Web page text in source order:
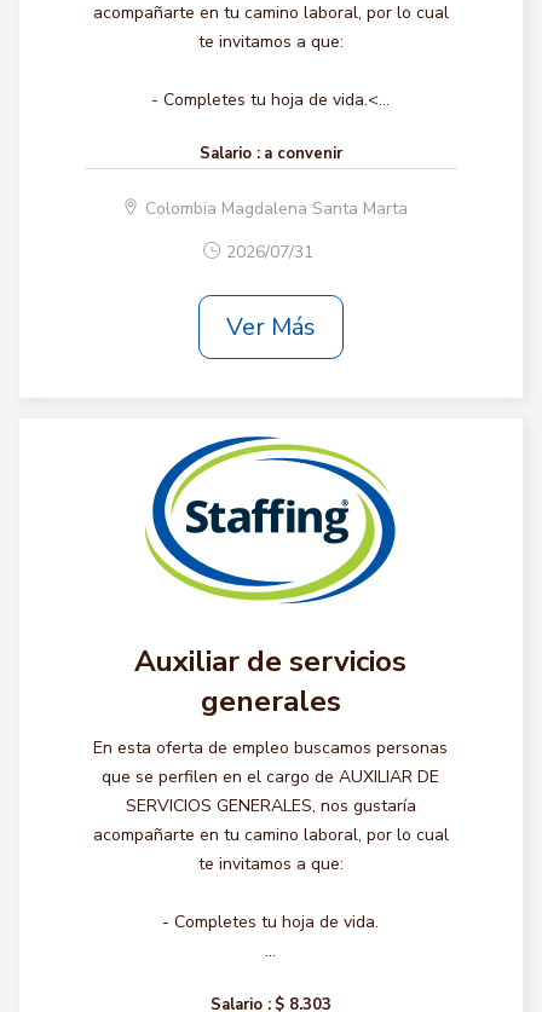
acompañarte en tu camino laboral, por lo cual
te invitamos a que:
- Completes tu hoja de vida.<...
Salario : a convenir
Colombia Magdalena Santa Marta
2026/07/31
Ver Más
Auxiliar de servicios
generales
En esta oferta de empleo buscamos personas
que se perfilen en el cargo de AUXILIAR DE
SERVICIOS GENERALES, nos gustaría
acompañarte en tu camino laboral, por lo cual
te invitamos a que:
- Completes tu hoja de vida.
...
Salario : $ 8.303